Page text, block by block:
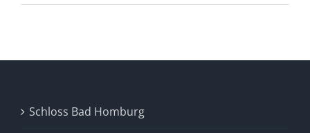
Schloss Bad Homburg